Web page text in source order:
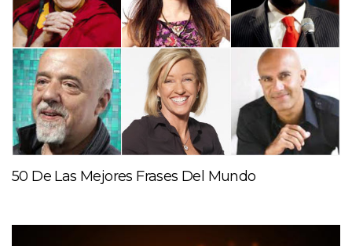
50 De Las Mejores Frases Del Mundo